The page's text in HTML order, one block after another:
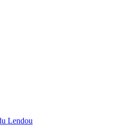
Lendou